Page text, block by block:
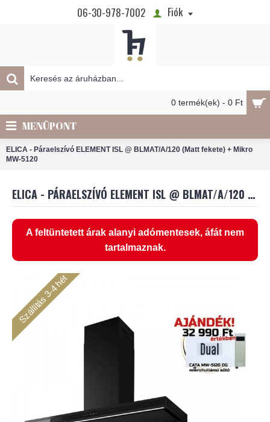
06-30-978-7002 Fiók
0 termék(ek) - 0 Ft
MENÜPONT
ELICA - Páraelszívó ELEMENT ISL @ BLMAT/A/120 (Matt fekete) + Mikro
MW-5120
ELICA - PÁRAELSZÍVÓ ELEMENT ISL @ BLMAT/A/120 (MATT FEKETE) + MIKRO MW-5120
A feltüntetett árak alanyi adómentesek, áfát nem
tartalmaznak.
Szállítás 3-4 hét